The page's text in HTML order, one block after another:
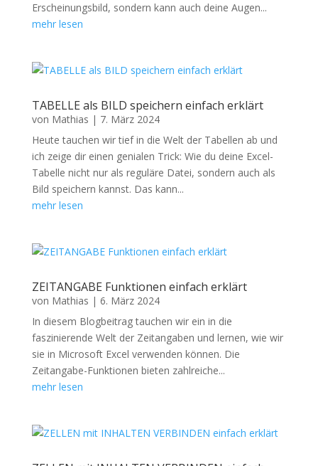
Erscheinungsbild, sondern kann auch deine Augen...
mehr lesen
TABELLE als BILD speichern einfach erklärt
von Mathias | 7. März 2024
Heute tauchen wir tief in die Welt der Tabellen ab und
ich zeige dir einen genialen Trick: Wie du deine Excel-
Tabelle nicht nur als reguläre Datei, sondern auch als
Bild speichern kannst. Das kann...
mehr lesen
ZEITANGABE Funktionen einfach erklärt
von Mathias | 6. März 2024
In diesem Blogbeitrag tauchen wir ein in die
faszinierende Welt der Zeitangaben und lernen, wie wir
sie in Microsoft Excel verwenden können. Die
Zeitangabe-Funktionen bieten zahlreiche...
mehr lesen